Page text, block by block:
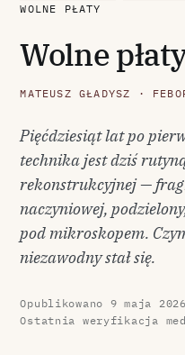
WOLNE PŁATY
Wolne
MATEUSZ GŁADYSZ ·
Pięćdziesiąt lat po
technika jest dziś
rekonstrukcyjnej —
naczyniowej,
pod mikroskopem.
niezawodny stał się.
Opublikowano 9 maja 2026
Ostatnia weryfikacja